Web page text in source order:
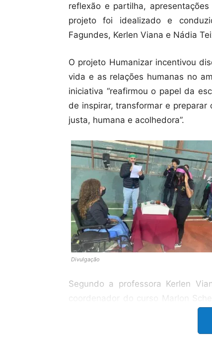
reflexão e partilha,
projeto foi idealizado e
Fagundes, Kerlen Viana e Nádia
O projeto Humanizar incentivou
vida e as relações humanas no
iniciativa “reafirmou o papel da
de inspirar, transformar e
justa, humana e acolhedora”.
Divulgação
Segundo a professora Kerlen
coordenador do curso Marlon
Nádia Teixeira e Lucélia
em Recursos Humanos da